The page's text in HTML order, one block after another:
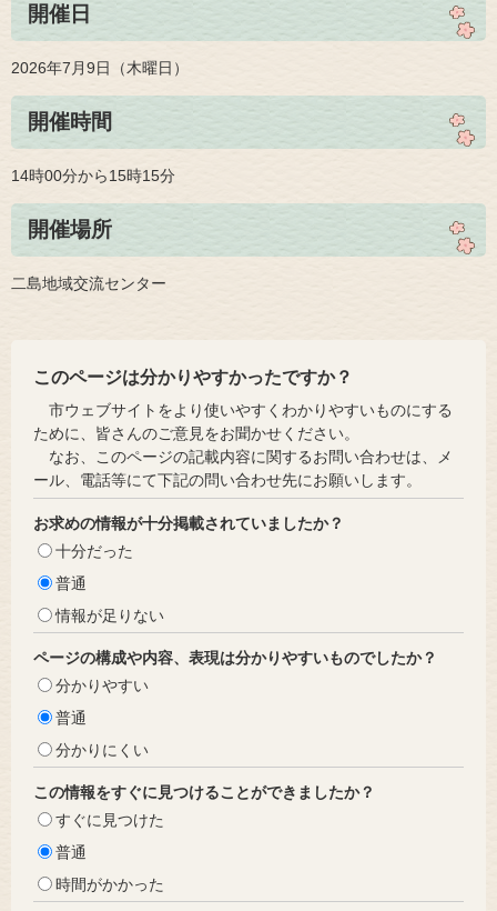
開催日
2026年7月9日（木曜日）
開催時間
14時00分から15時15分
開催場所
二島地域交流センター
このページは分かりやすかったですか？
市ウェブサイトをより使いやすくわかりやすいものにする
ために、皆さんのご意見をお聞かせください。
なお、このページの記載内容に関するお問い合わせは、メ
ール、電話等にて下記の問い合わせ先にお願いします。
お求めの情報が十分掲載されていましたか？
十分だった
普通
情報が足りない
ページの構成や内容、表現は分かりやすいものでしたか？
分かりやすい
普通
分かりにくい
この情報をすぐに見つけることができましたか？
すぐに見つけた
普通
時間がかかった